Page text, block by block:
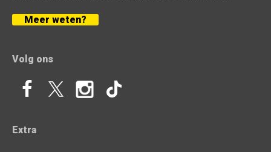
Meer weten?
Volg ons
Extra